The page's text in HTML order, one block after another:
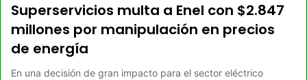
Superservicios multa a Enel con $2.847
millones por manipulación en precios
de energía
En una decisión de gran impacto para el sector eléctrico